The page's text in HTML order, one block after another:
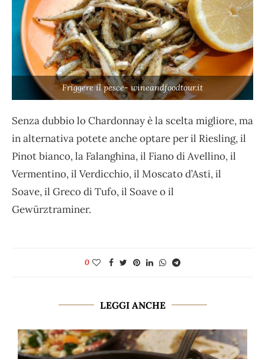
Friggere il pesce- wineandfoodtour.it
Senza dubbio lo Chardonnay è la scelta migliore, ma
in alternativa potete anche optare per il Riesling, il
Pinot bianco, la Falanghina, il Fiano di Avellino, il
Vermentino, il Verdicchio, il Moscato d’Asti, il
Soave, il Greco di Tufo, il Soave o il
Gewürztraminer.
0
LEGGI ANCHE